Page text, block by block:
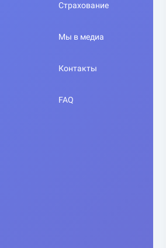
Страхование
Мы в медиа
Контакты
FAQ